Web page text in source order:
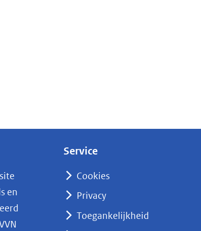
en
Service
Cookies
Privacy
Toegankelijkheid